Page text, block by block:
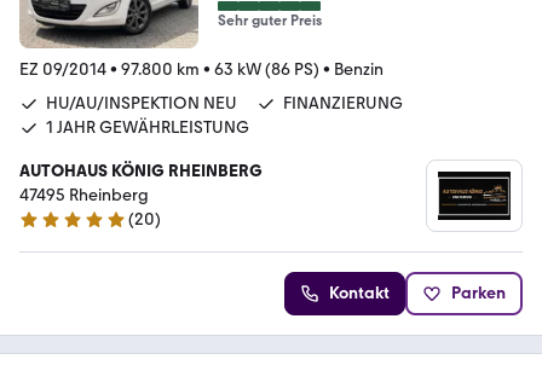
Sehr guter Preis
EZ 09/2014• 97.800 km • 63 kW (86 PS) • Benzin
HU/AU/INSPEKTION NEU
FINANZIERUNG
1 JAHR GEWÄHRLEISTUNG
AUTOHAUS KÖNIG RHEINBERG
47495 Rheinberg
4.9 Sterne
(20)
Kontakt Parken